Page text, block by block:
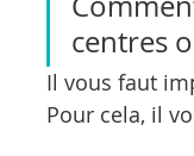
centres
Il vous faut
Pour cela, il